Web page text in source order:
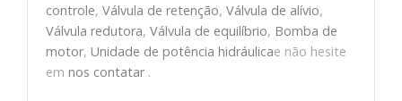
controle, Válvula de retenção, Válvula de alívio,
Válvula redutora, Válvula de equilíbrio, Bomba de
motor, Unidade de potência hidráulicae não hesite
em nos contatar.